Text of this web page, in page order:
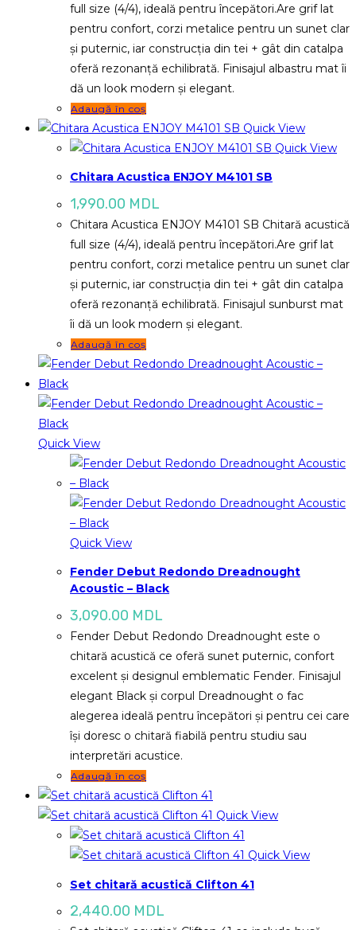
full size (4/4), ideală pentru începători.Are grif lat
pentru confort, corzi metalice pentru un sunet clar
și puternic, iar construcția din tei + gât din catalpa
oferă rezonanță echilibrată. Finisajul albastru mat îi
dă un look modern și elegant.
Adaugă în coș
Quick View
Quick View
Chitara Acustica ENJOY M4101 SB
1,990.00 MDL
Chitara Acustica ENJOY M4101 SB Chitară acustică
full size (4/4), ideală pentru începători.Are grif lat
pentru confort, corzi metalice pentru un sunet clar
și puternic, iar construcția din tei + gât din catalpa
oferă rezonanță echilibrată. Finisajul sunburst mat
îi dă un look modern și elegant.
Adaugă în coș
Quick View
Quick View
Fender Debut Redondo Dreadnought
Acoustic – Black
3,090.00 MDL
Fender Debut Redondo Dreadnought este o
chitară acustică ce oferă sunet puternic, confort
excelent și designul emblematic Fender. Finisajul
elegant Black și corpul Dreadnought o fac
alegerea ideală pentru începători și pentru cei care
își doresc o chitară fiabilă pentru studiu sau
interpretări acustice.
Adaugă în coș
Quick View
Quick View
Set chitară acustică Clifton 41
2,440.00 MDL